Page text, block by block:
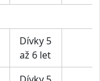
Dívky 5
až 6 let